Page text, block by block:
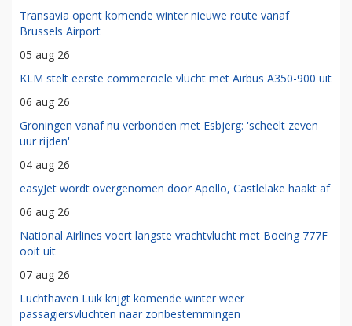
Transavia opent komende winter nieuwe route vanaf
Brussels Airport
05 aug 26
KLM stelt eerste commerciële vlucht met Airbus A350-900 uit
06 aug 26
Groningen vanaf nu verbonden met Esbjerg: 'scheelt zeven
uur rijden'
04 aug 26
easyJet wordt overgenomen door Apollo, Castlelake haakt af
06 aug 26
National Airlines voert langste vrachtvlucht met Boeing 777F
ooit uit
07 aug 26
Luchthaven Luik krijgt komende winter weer
passagiersvluchten naar zonbestemmingen